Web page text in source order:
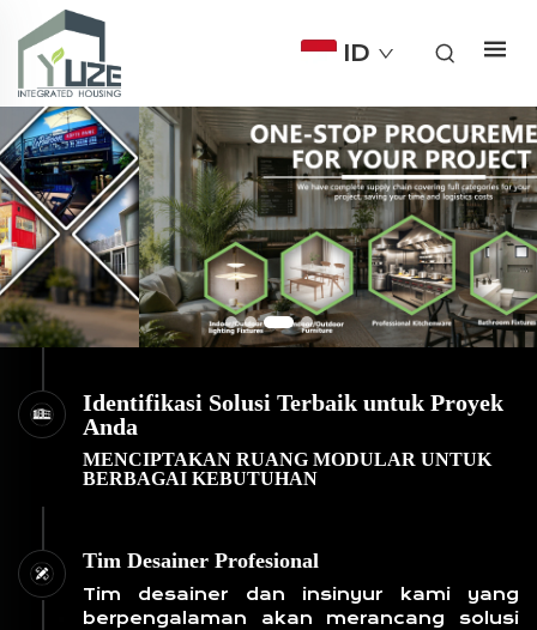
ID
Identifikasi Solusi Terbaik untuk Proyek
Anda
MENCIPTAKAN RUANG MODULAR UNTUK
BERBAGAI KEBUTUHAN
Tim Desainer Profesional
Tim desainer dan insinyur kami yang
berpengalaman akan merancang solusi